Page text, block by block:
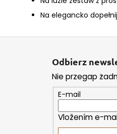
Na elegancko
Odbierz
Nie przegap
E-mail
Vložením e-